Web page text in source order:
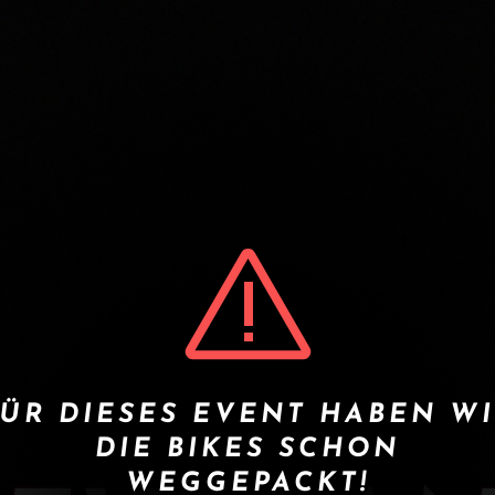
DIESES EVENT HABEN
DIE BIKES SCHON
WEGGEPACKT!